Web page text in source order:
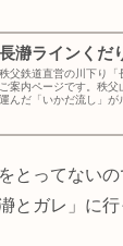
長瀞ラインくだ
秩父鉄道直営の川下り「
ご案内ページです。秩
運んだ「いかだ流し」が
とってない
とガレ」に行